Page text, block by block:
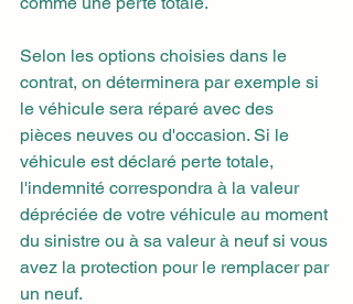
Selon les options choisies dans le
contrat, on déterminera par exemple si
le véhicule sera réparé avec des
pièces neuves ou d'occasion. Si le
véhicule est déclaré perte totale,
l'indemnité correspondra à la valeur
dépréciée de votre véhicule au moment
du sinistre ou à sa valeur à neuf si vous
avez la protection pour le remplacer par
un neuf.